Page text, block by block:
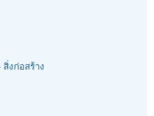
งก่อสร้าง